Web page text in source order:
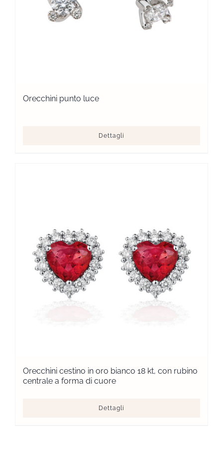
Orecchini punto luce
Dettagli
Orecchini cestino in oro bianco 18 kt, con rubino
centrale a forma di cuore
Dettagli